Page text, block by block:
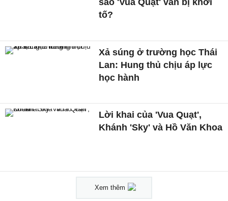
tố?
Xả súng ở trường học Thái
Lan: Hung thủ chịu áp lực
học hành
Lời khai của 'Vua Quạt',
Khánh 'Sky' và Hồ Văn Khoa
Xem thêm